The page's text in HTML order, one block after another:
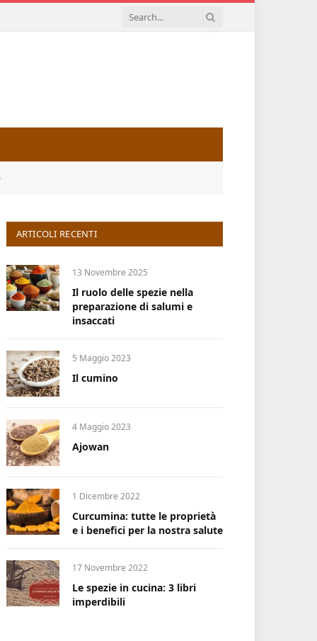
ARTICOLI RECENTI
13 Novembre 2025
Il ruolo delle spezie nella
preparazione di salumi e
insaccati
5 Maggio 2023
Il cumino
4 Maggio 2023
Ajowan
1 Dicembre 2022
Curcumina: tutte le proprietà
e i benefici per la nostra salute
17 Novembre 2022
Le spezie in cucina: 3 libri
imperdibili